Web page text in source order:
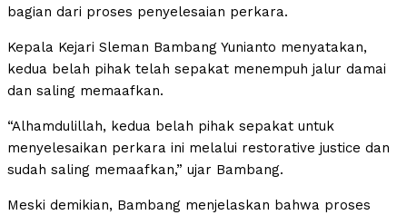
bagian dari proses penyelesaian perkara.
Kepala Kejari Sleman Bambang Yunianto menyatakan,
kedua belah pihak telah sepakat menempuh jalur damai
dan saling memaafkan.
“Alhamdulillah, kedua belah pihak sepakat untuk
menyelesaikan perkara ini melalui restorative justice dan
sudah saling memaafkan,” ujar Bambang.
Meski demikian, Bambang menjelaskan bahwa proses